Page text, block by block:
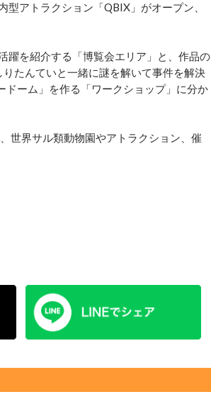
アトラクション「QBIX」がオープン、
躍を紹介する「博覧会エリア」と、作品の
たんていと一緒に謎を解いて事件を解決
ーム」を作る「ワークショップ」に分か
世界サル類動物園やアトラクション、催